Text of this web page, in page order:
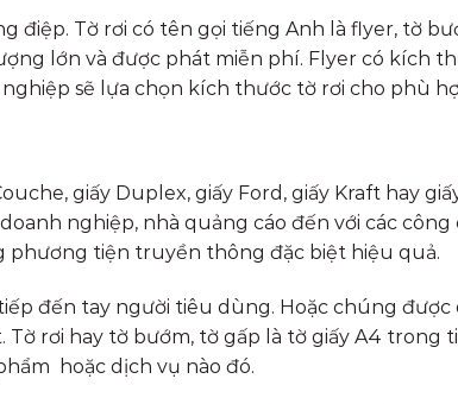
điệp. Tờ rơi có tên gọi tiếng Anh là flyer, tờ
lớn và được phát miễn phí. Flyer có kích
sẽ lựa chọn kích thước tờ rơi cho phù
giấy Duplex, giấy Ford, giấy Kraft hay
nghiệp, nhà quảng cáo đến với các công
phương tiện truyền thông đặc biệt hiệu quả.
đến tay người tiêu dùng. Hoặc chúng được
rơi hay tờ bướm, tờ gấp là tờ giấy A4 trong
hoặc dịch vụ nào đó.